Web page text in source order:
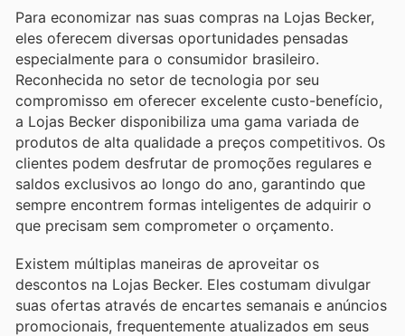
Para economizar nas suas compras na Lojas Becker,
eles oferecem diversas oportunidades pensadas
especialmente para o consumidor brasileiro.
Reconhecida no setor de tecnologia por seu
compromisso em oferecer excelente custo-benefício,
a Lojas Becker disponibiliza uma gama variada de
produtos de alta qualidade a preços competitivos. Os
clientes podem desfrutar de promoções regulares e
saldos exclusivos ao longo do ano, garantindo que
sempre encontrem formas inteligentes de adquirir o
que precisam sem comprometer o orçamento.
Existem múltiplas maneiras de aproveitar os
descontos na Lojas Becker. Eles costumam divulgar
suas ofertas através de encartes semanais e anúncios
promocionais, frequentemente atualizados em seus